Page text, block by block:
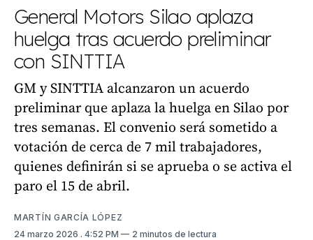
General Motors Silao aplaza
huelga tras acuerdo preliminar
con SINTTIA
GM y SINTTIA alcanzaron un acuerdo
preliminar que aplaza la huelga en Silao por
tres semanas. El convenio será sometido a
votación de cerca de 7 mil trabajadores,
quienes definirán si se aprueba o se activa el
paro el 15 de abril.
MARTÍN GARCÍA LÓPEZ
24 marzo 2026 . 4:52 PM 2 minutos de lectura